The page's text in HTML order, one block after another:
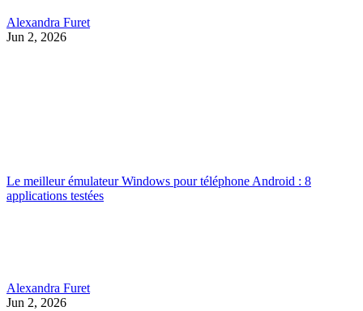
Alexandra Furet
Jun 2, 2026
Le meilleur émulateur Windows pour téléphone Android : 8
applications testées
Alexandra Furet
Jun 2, 2026